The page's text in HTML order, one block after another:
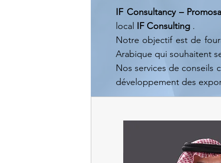
IF Consultancy –
local IF Consulting .
Notre objectif est de
Arabique qui souhaitent
Nos services de conseils
développement des